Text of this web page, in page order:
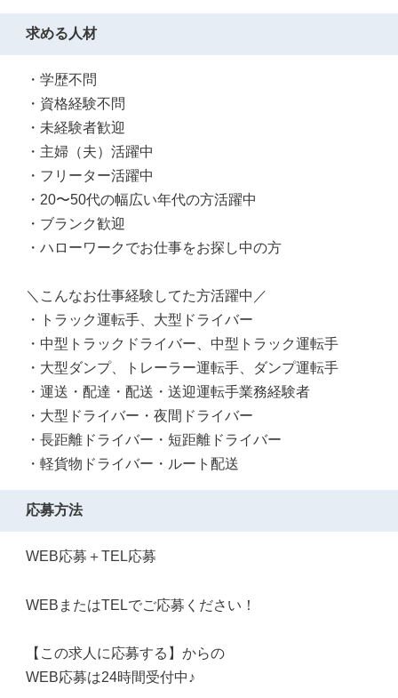
求める人材
・学歴不問
・資格経験不問
・未経験者歓迎
・主婦（夫）活躍中
・フリーター活躍中
・20〜50代の幅広い年代の方活躍中
・ブランク歓迎
・ハローワークでお仕事をお探し中の方
＼こんなお仕事経験してた方活躍中／
・トラック運転手、大型ドライバー
・中型トラックドライバー、中型トラック運転手
・大型ダンプ、トレーラー運転手、ダンプ運転手
・運送・配達・配送・送迎運転手業務経験者
・大型ドライバー・夜間ドライバー
・長距離ドライバー・短距離ドライバー
・軽貨物ドライバー・ルート配送
応募方法
WEB応募＋TEL応募
WEBまたはTELでご応募ください！
【この求人に応募する】からの
WEB応募は24時間受付中♪